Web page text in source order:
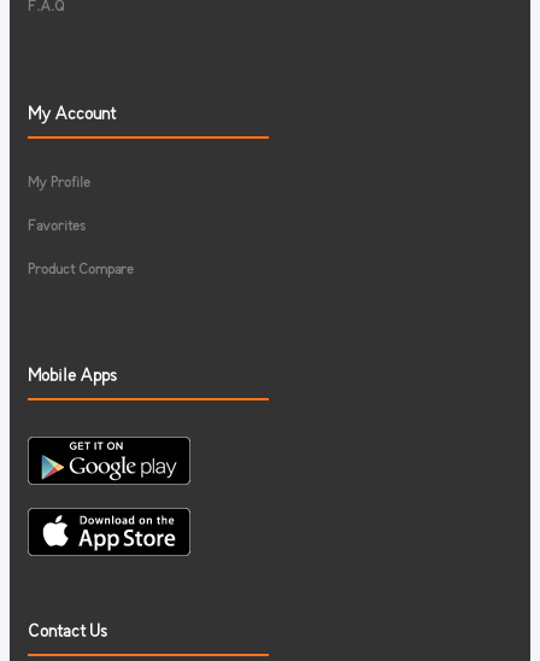
F.A.Q
My Account
My Profile
Favorites
Product Compare
Mobile Apps
Contact Us